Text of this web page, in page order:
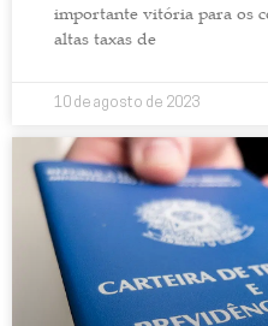
importante vitória para os
altas taxas de
10 de agosto de 2023